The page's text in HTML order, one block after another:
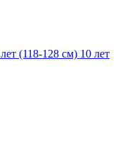
(118-128 см) 10 лет